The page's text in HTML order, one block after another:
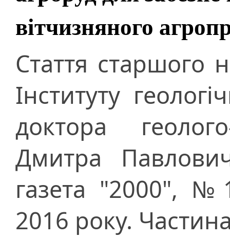
вітчизняного
Стаття старшого
Інституту
доктора
Дмитра
газета "2000",
2016 року.